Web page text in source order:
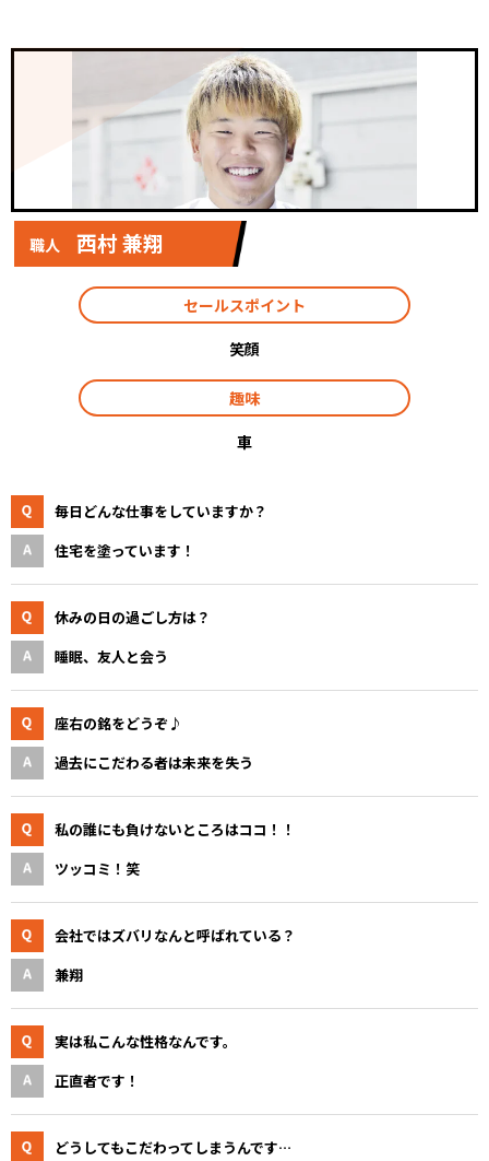
職人 西村 兼翔
セールスポイント
笑顔
趣味
車
毎日どんな仕事をしていますか？
住宅を塗っています！
休みの日の過ごし方は？
睡眠、友人と会う
座右の銘をどうぞ♪
過去にこだわる者は未来を失う
私の誰にも負けないところはココ！！
ツッコミ！笑
会社ではズバリなんと呼ばれている？
兼翔
実は私こんな性格なんです。
正直者です！
どうしてもこだわってしまうんです…